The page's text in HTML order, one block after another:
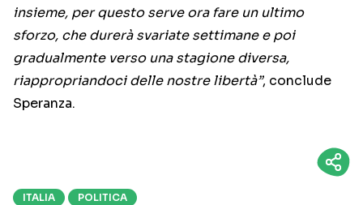
insieme, per questo serve ora fare un ultimo
sforzo, che durerà svariate settimane e poi
gradualmente verso una stagione diversa,
riappropriandoci delle nostre libertà”, conclude
Speranza.
ITALIA POLITICA